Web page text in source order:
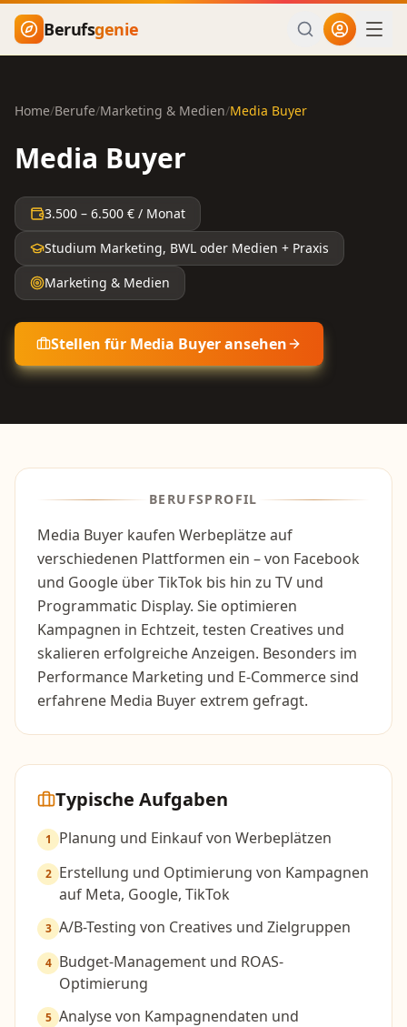
Zum Hauptinhalt springen
Berufsgenie
Home/Berufe/Marketing & Medien/Media Buyer
Media Buyer
3.500 – 6.500 € / Monat
Studium Marketing, BWL oder Medien + Praxis
Marketing & Medien
Stellen für Media Buyeransehen
BERUFSPROFIL
Media Buyer kaufen Werbeplätze auf
verschiedenen Plattformen ein – von Facebook
und Google über TikTok bis hin zu TV und
Programmatic Display. Sie optimieren
Kampagnen in Echtzeit, testen Creatives und
skalieren erfolgreiche Anzeigen. Besonders im
Performance Marketing und E-Commerce sind
erfahrene Media Buyer extrem gefragt.
Typische Aufgaben
1 Planung und Einkauf von Werbeplätzen
2 Erstellung und Optimierung von Kampagnen
auf Meta, Google, TikTok
3 A/B-Testing von Creatives und Zielgruppen
4 Budget-Management und ROAS-
Optimierung
5 Analyse von Kampagnendaten und